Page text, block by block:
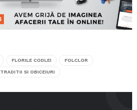
FLORILE CODLEI FOLCLOR
TRADITII SI OBICEIURI